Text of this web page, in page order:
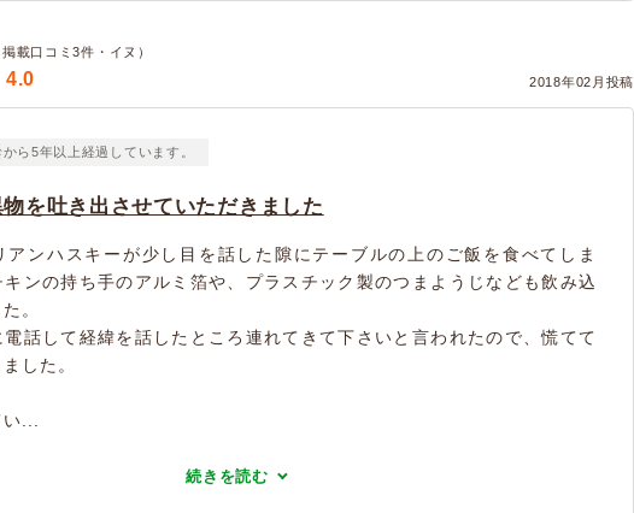
載口コミ3件・イヌ）
2018年02月投稿
4.0
ら5年以上経過しています。
を吐き出させていただきました
アンハスキーが少し目を話した隙にテーブルの上のご飯を食べてしま
ンの持ち手のアルミ箔や、プラスチック製のつまようじなども飲み込
。
話して経緯を話したところ連れてきて下さいと言われたので、慌てて
した。
...
続きを読む